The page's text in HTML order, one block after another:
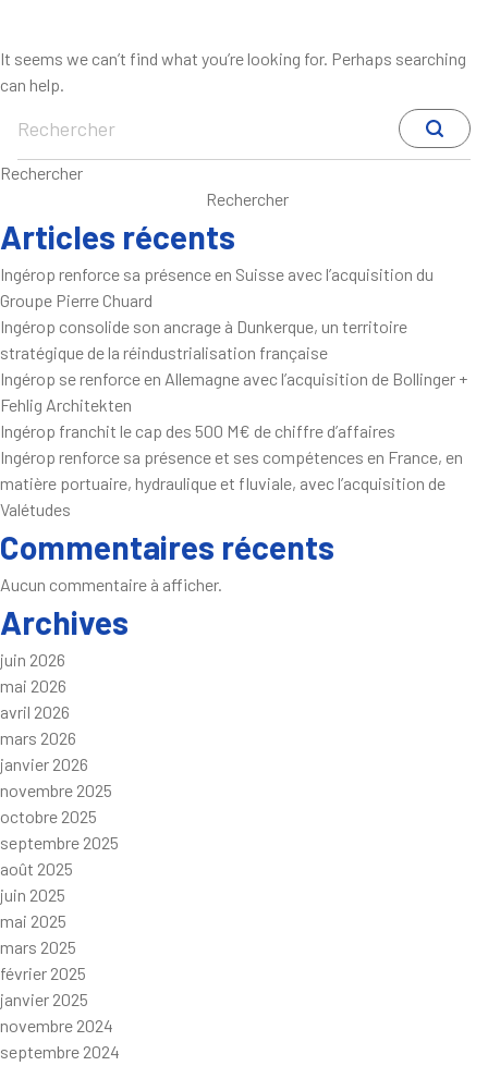
content
It seems we can’t find what you’re looking for. Perhaps searching
can help.
Rechercher
Rechercher
Articles récents
Ingérop renforce sa présence en Suisse avec l’acquisition du
Groupe Pierre Chuard
Ingérop consolide son ancrage à Dunkerque, un territoire
stratégique de la réindustrialisation française
Ingérop se renforce en Allemagne avec l’acquisition de Bollinger +
Fehlig Architekten
Ingérop franchit le cap des 500 M€ de chiffre d’affaires
Ingérop renforce sa présence et ses compétences en France, en
matière portuaire, hydraulique et fluviale, avec l’acquisition de
Valétudes
Commentaires récents
Aucun commentaire à afficher.
Archives
juin 2026
mai 2026
avril 2026
mars 2026
janvier 2026
novembre 2025
octobre 2025
septembre 2025
août 2025
juin 2025
mai 2025
mars 2025
février 2025
janvier 2025
novembre 2024
septembre 2024